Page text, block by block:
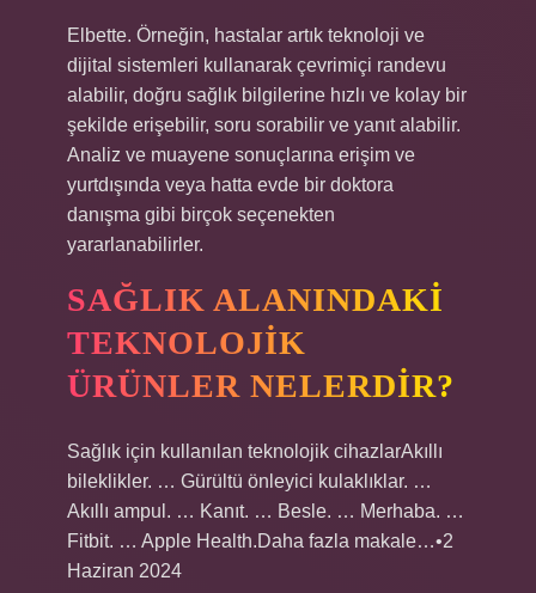
Elbette. Örneğin, hastalar artık teknoloji ve
dijital sistemleri kullanarak çevrimiçi randevu
alabilir, doğru sağlık bilgilerine hızlı ve kolay bir
şekilde erişebilir, soru sorabilir ve yanıt alabilir.
Analiz ve muayene sonuçlarına erişim ve
yurtdışında veya hatta evde bir doktora
danışma gibi birçok seçenekten
yararlanabilirler.
SAĞLIK ALANINDAKI
TEKNOLOJIK
ÜRÜNLER NELERDIR?
Sağlık için kullanılan teknolojik cihazlarAkıllı
bileklikler. … Gürültü önleyici kulaklıklar. …
Akıllı ampul. … Kanıt. … Besle. … Merhaba. …
Fitbit. … Apple Health.Daha fazla makale…•2
Haziran 2024